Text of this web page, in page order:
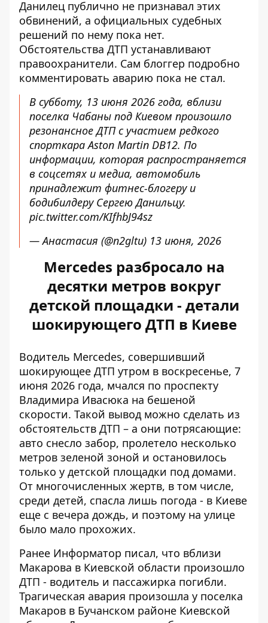
Данилец публично не признавал этих
обвинений, а официальных судебных
решений по нему пока нет.
Обстоятельства ДТП устанавливают
правоохранители. Сам блоггер подробно
комментировать аварию пока не стал.
В субботу, 13 июня 2026 года, вблизи
поселка Чабаны под Киевом произошло
резонансное ДТП с участием редкого
спорткара Aston Martin DB12. По
информации, которая распространяется
в соцсетях и медиа, автомобиль
принадлежит фитнес-блогеру и
бодибилдеру Сергею Данильцу.
pic.twitter.com/KIfhbJ94sz
— Анастасия (@n2gltu) 13 июня, 2026
Mercedes разбросало на
десятки метров вокруг
детской площадки - детали
шокирующего ДТП в Киеве
Водитель Mercedes, совершивший
шокирующее ДТП утром в воскресенье, 7
июня 2026 года, мчался по проспекту
Владимира Ивасюка на бешеной
скорости. Такой вывод можно сделать из
обстоятельств ДТП – а они потрясающие:
авто снесло забор, пролетело несколько
метров зеленой зоной и остановилось
только у детской площадки под домами.
От многочисленных жертв, в том числе,
среди детей, спасла лишь погода - в Киеве
еще с вечера дождь, и поэтому на улице
было мало прохожих.
Ранее Информатор писал, что вблизи
Макарова в Киевской области произошло
ДТП - водитель и пассажирка погибли.
Трагическая авария произошла у поселка
Макаров в Бучанском районе Киевской